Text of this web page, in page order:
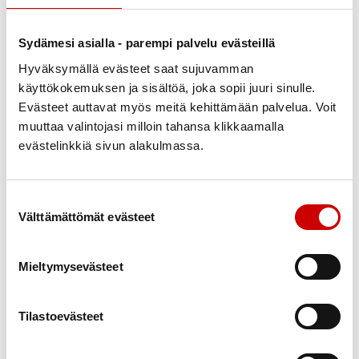
Sydämesi asialla - parempi palvelu evästeillä
Hyväksymällä evästeet saat sujuvamman
käyttökokemuksen ja sisältöä, joka sopii juuri sinulle.
Evästeet auttavat myös meitä kehittämään palvelua. Voit
muuttaa valintojasi milloin tahansa klikkaamalla
evästelinkkiä sivun alakulmassa.
Välttämättömät evästeet
Mieltymysevästeet
Tilastoevästeet
harjoitteli samaan aikaan.
– Oli kuitenkin ihana tunne, kun sain olla ihmisten
kanssa ja harjoitella, Jakob sanoo.
Hän on tyytyväinen, kun saa nyt olla pidempään
samassa teatterissa ja oppii tuntemaan työntekijät.
Niin tulee aina parempi lopputulos, hän perustelee.
perusideaa.
asia. Me tarvitsemme lämminhenkisisä tarinoita,
antavat toivoa.